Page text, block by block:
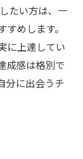
たい方は、一
めします。
に上達してい
成感は格別で
分に出会うチ